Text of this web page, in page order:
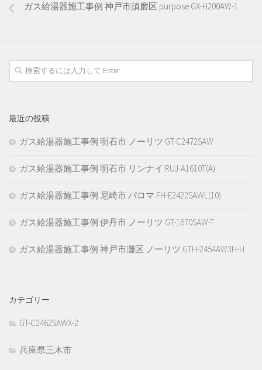
ガス給湯器施工事例 神戸市須磨区 purpose GX-H200AW-1
最近の投稿
ガス給湯器施工事例 明石市 ノーリツ GT-C2472SAW
ガス給湯器施工事例 明石市 リンナイ RUJ-A1610T(A)
ガス給湯器施工事例 尼崎市 パロマ FH-E2422SAWL(10)
ガス給湯器施工事例 伊丹市 ノーリツ GT-1670SAW-T
ガス給湯器施工事例 神戸市灘区 ノーリツ GTH-2454AW3H-H
カテゴリー
GT-C2462SAWX-2
兵庫県三木市